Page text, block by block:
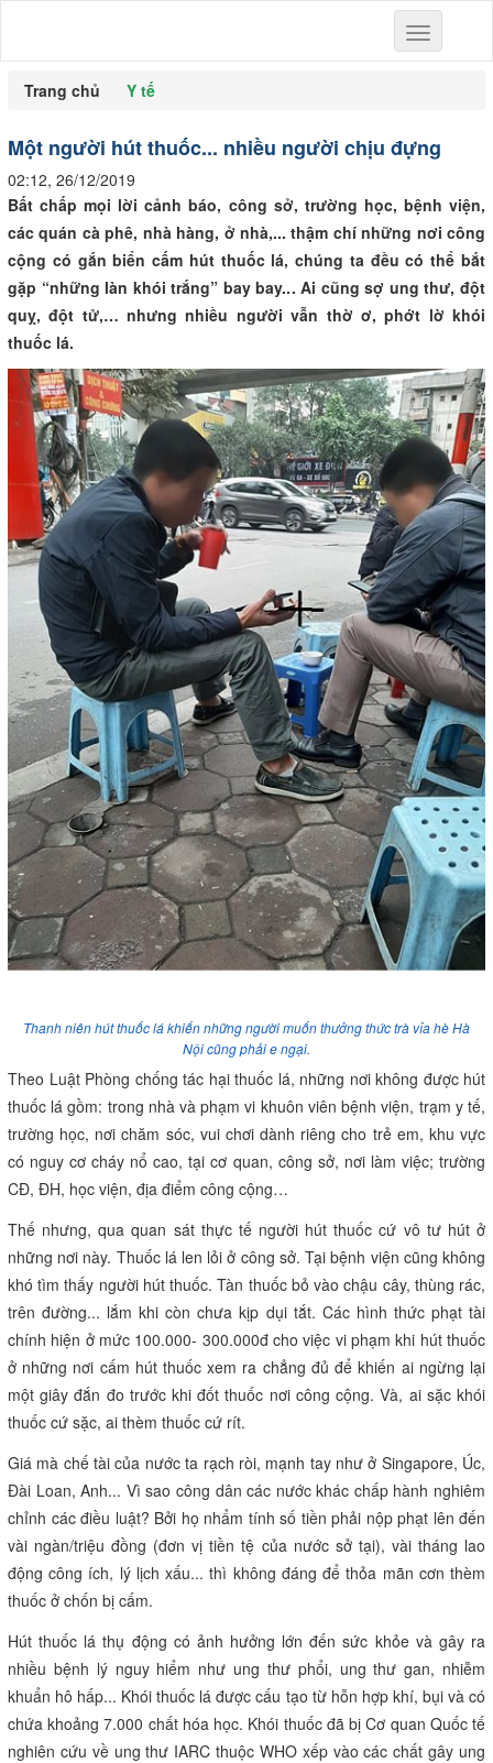
Toggle
navigation
Trang chủ
Y tế
Một người hút thuốc... nhiều người chịu đựng
02:12, 26/12/2019
Bất chấp mọi lời cảnh báo, công sở, trường học, bệnh viện,
các quán cà phê, nhà hàng, ở nhà,... thậm chí những nơi công
cộng có gắn biển cấm hút thuốc lá, chúng ta đều có thể bắt
gặp “những làn khói trắng” bay bay... Ai cũng sợ ung thư, đột
quỵ, đột tử,… nhưng nhiều người vẫn thờ ơ, phớt lờ khói
thuốc lá.
Thanh niên hút thuốc lá khiến những người muốn thưởng thức trà vỉa hè Hà
Nội cũng phải e ngại.
Theo Luật Phòng chống tác hại thuốc lá, những nơi không được hút
thuốc lá gồm: trong nhà và phạm vi khuôn viên bệnh viện, trạm y tế,
trường học, nơi chăm sóc, vui chơi dành riêng cho trẻ em, khu vực
có nguy cơ cháy nổ cao, tại cơ quan, công sở, nơi làm việc; trường
CĐ, ĐH, học viện, địa điểm công cộng…
Thế nhưng, qua quan sát thực tế người hút thuốc cứ vô tư hút ở
những nơi này. Thuốc lá len lỏi ở công sở. Tại bệnh viện cũng không
khó tìm thấy người hút thuốc. Tàn thuốc bỏ vào chậu cây, thùng rác,
trên đường... lắm khi còn chưa kịp dụi tắt. Các hình thức phạt tài
chính hiện ở mức 100.000- 300.000đ cho việc vi phạm khi hút thuốc
ở những nơi cấm hút thuốc xem ra chẳng đủ để khiến ai ngừng lại
một giây đắn đo trước khi đốt thuốc nơi công cộng. Và, ai sặc khói
thuốc cứ sặc, ai thèm thuốc cứ rít.
Giá mà chế tài của nước ta rạch ròi, mạnh tay như ở Singapore, Úc,
Đài Loan, Anh... Vì sao công dân các nước khác chấp hành nghiêm
chỉnh các điều luật? Bởi họ nhẩm tính số tiền phải nộp phạt lên đến
vài ngàn/triệu đồng (đơn vị tiền tệ của nước sở tại), vài tháng lao
động công ích, lý lịch xấu... thì không đáng để thỏa mãn cơn thèm
thuốc ở chốn bị cấm.
Hút thuốc lá thụ động có ảnh hưởng lớn đến sức khỏe và gây ra
nhiều bệnh lý nguy hiểm như ung thư phổi, ung thư gan, nhiễm
khuẩn hô hấp... Khói thuốc lá được cấu tạo từ hỗn hợp khí, bụi và có
chứa khoảng 7.000 chất hóa học. Khói thuốc đã bị Cơ quan Quốc tế
nghiên cứu về ung thư IARC thuộc WHO xếp vào các chất gây ung